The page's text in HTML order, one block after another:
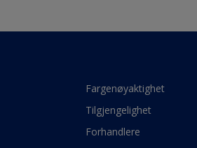
Fargenøyaktighet
Tilgjengelighet
Forhandlere